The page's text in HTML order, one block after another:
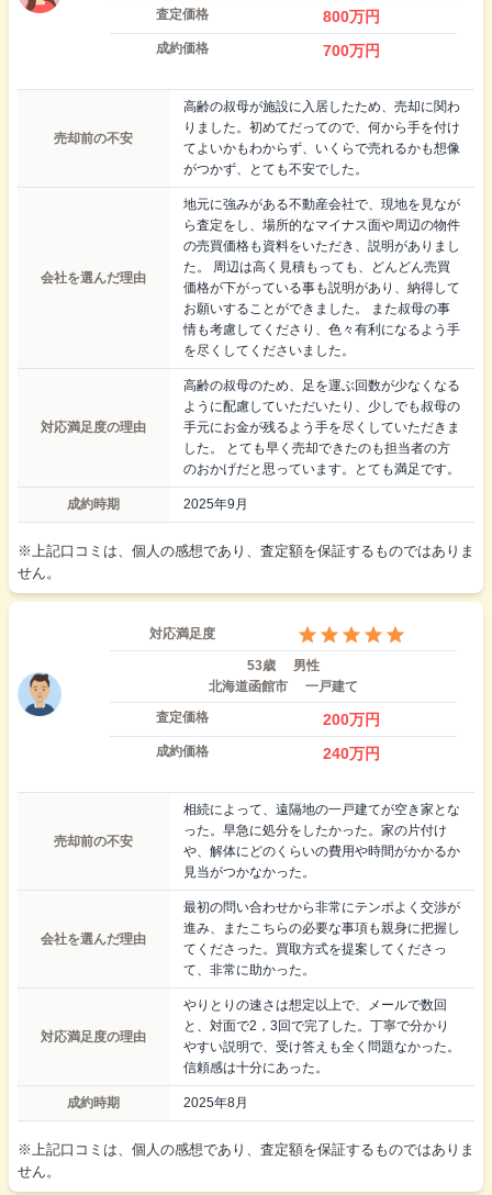
査定価格
800万円
成約価格 700万円
売却前の不安
高齢の叔母が施設に入居したため、売却に関わ
りました。初めてだってので、何から手を付け
てよいかもわからず、いくらで売れるかも想像
がつかず、とても不安でした。
会社を選んだ理由
地元に強みがある不動産会社で、現地を見なが
ら査定をし、場所的なマイナス面や周辺の物件
の売買価格も資料をいただき、説明がありまし
た。 周辺は高く見積もっても、どんどん売買
価格が下がっている事も説明があり、納得して
お願いすることができました。 また叔母の事
情も考慮してくださり、色々有利になるよう手
を尽くしてくださいました。
対応満足度の理由
高齢の叔母のため、足を運ぶ回数が少なくなる
ように配慮していただいたり、少しでも叔母の
手元にお金が残るよう手を尽くしていただきま
した。 とても早く売却できたのも担当者の方
のおかげだと思っています。とても満足です。
成約時期 2025年9月
※上記口コミは、個人の感想であり、査定額を保証するものではありま
せん。
対応満足度
53歳
男性
北海道函館市
一戸建て
査定価格
200万円
成約価格 240万円
売却前の不安
相続によって、遠隔地の一戸建てが空き家とな
った。早急に処分をしたかった。家の片付け
や、解体にどのくらいの費用や時間がかかるか
見当がつかなかった。
会社を選んだ理由
最初の問い合わせから非常にテンポよく交渉が
進み、またこちらの必要な事項も親身に把握し
てくださった。買取方式を提案してくださっ
て、非常に助かった。
対応満足度の理由
やりとりの速さは想定以上で、メールで数回
と、対面で2，3回で完了した。丁寧で分かり
やすい説明で、受け答えも全く問題なかった。
信頼感は十分にあった。
成約時期 2025年8月
※上記口コミは、個人の感想であり、査定額を保証するものではありま
せん。